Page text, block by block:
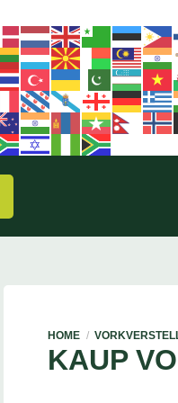
HOME /
KAUP